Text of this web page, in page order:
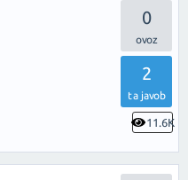
0
2
ta javob
11.6K